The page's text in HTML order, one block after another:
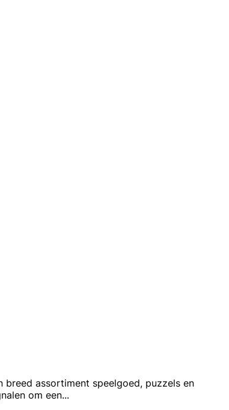
assortiment speelgoed, puzzels en
om een...